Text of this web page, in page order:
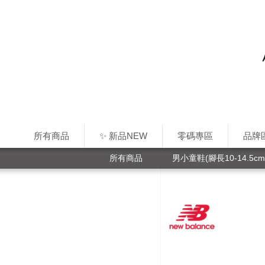
所有商品 ✨ 新品NEW 零碼專區 品牌
所有商品 男小童鞋(腳長10-